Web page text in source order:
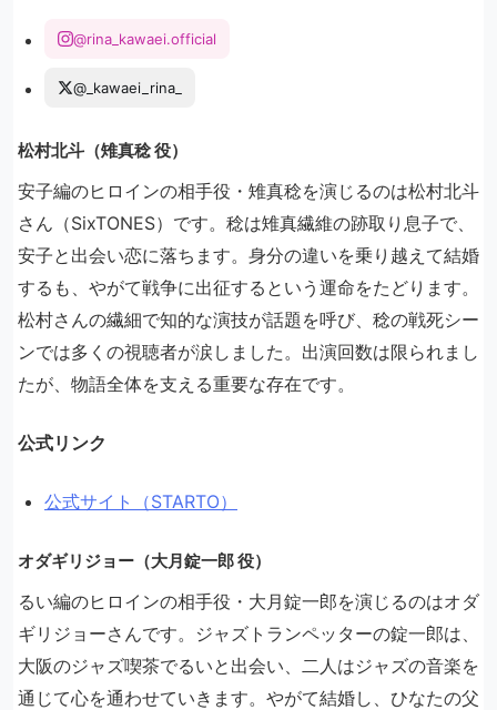
@rina_kawaei.official
@_kawaei_rina_
松村北斗（雉真稔 役）
安子編のヒロインの相手役・雉真稔を演じるのは松村北斗
さん（SixTONES）です。稔は雉真繊維の跡取り息子で、
安子と出会い恋に落ちます。身分の違いを乗り越えて結婚
するも、やがて戦争に出征するという運命をたどります。
松村さんの繊細で知的な演技が話題を呼び、稔の戦死シー
ンでは多くの視聴者が涙しました。出演回数は限られまし
たが、物語全体を支える重要な存在です。
公式リンク
公式サイト（STARTO）
オダギリジョー（大月錠一郎 役）
るい編のヒロインの相手役・大月錠一郎を演じるのはオダ
ギリジョーさんです。ジャズトランペッターの錠一郎は、
大阪のジャズ喫茶でるいと出会い、二人はジャズの音楽を
通じて心を通わせていきます。やがて結婚し、ひなたの父